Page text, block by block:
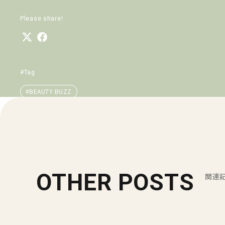
Please share!
#Tag
#BEAUTY BUZZ
OTHER POSTS 関連